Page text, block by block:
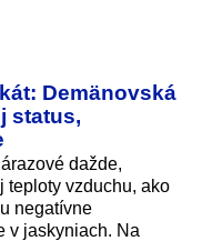
Demänovská
status,
dažde,
teploty vzduchu, ako
negatívne
v jaskyniach. Na